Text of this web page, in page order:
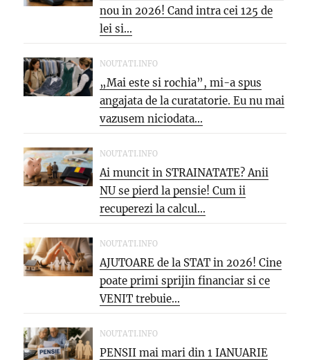
nou in 2026! Cand intra cei 125 de
lei si...
NOUTATI.INFO
„Mai este si rochia”, mi-a spus
angajata de la curatatorie. Eu nu mai
vazusem niciodata...
NOUTATI.INFO
Ai muncit in STRAINATATE? Anii
NU se pierd la pensie! Cum ii
recuperezi la calcul...
NOUTATI.INFO
AJUTOARE de la STAT in 2026! Cine
poate primi sprijin financiar si ce
VENIT trebuie...
NOUTATI.INFO
PENSII mai mari din 1 IANUARIE